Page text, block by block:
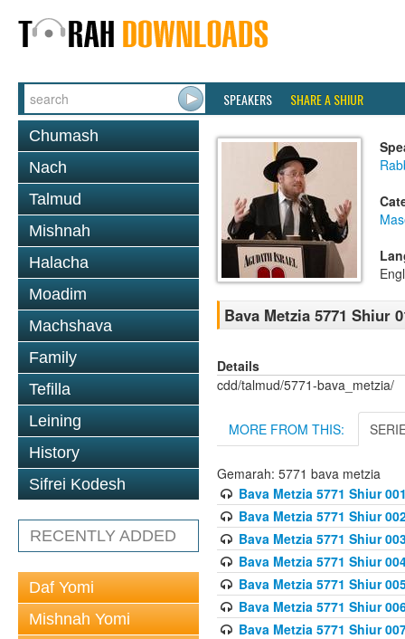
SPEAKERS SHARE A SHIUR
Chumash
Nach
Talmud
Mishnah
Halacha
Moadim
Machshava
Family
Tefilla
Leining
History
Sifrei Kodesh
RECENTLY ADDED
Daf Yomi
Mishnah Yomi
Bava Metzia 5771 Shiur
Details
cdd/talmud/5771-bava_metzia/
MORE FROM THIS:
Gemarah: 5771 bava metzia
Bava Metzia 5771 Shiur
Bava Metzia 5771 Shiur
Bava Metzia 5771 Shiur
Bava Metzia 5771 Shiur
Bava Metzia 5771 Shiur
Bava Metzia 5771 Shiur
Bava Metzia 5771 Shiur